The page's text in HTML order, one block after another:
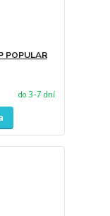
POPULAR
do 3-7 dní